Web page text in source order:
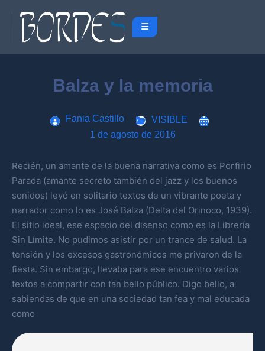
Balza y la memoria
Fania Castillo
VISIBLE
1 de agosto de 2016
Recién, un amante de la buena narrativa como es Porfirio
Parada (amante secreto también del jazz y los buenos
sonidos) leyó en solitario textos de un vibrante poeta y
narrador como lo es José Balza (Delta del Orinoco, 1939).
El sitio ideal, ese espacio del disenso como es la Librería
Sin Límite. No pudimos asistir por un trance de salud. La
tensión y los excesos gastronómicos me privaron de la
fiesta. Sin embargo, llevaba para ese encuentro varios
textos a compartir con tan bello público. Digo bello, a
sabiendas de que en una sociedad tan fea y mal educada
como